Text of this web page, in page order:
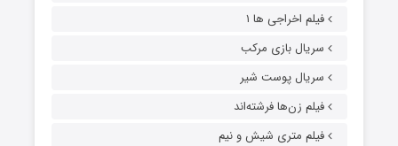
فیلم اخراجی ها ۱
سریال بازی مرکب
سریال پوست شیر
فیلم زن‌ها فرشته‌اند
فیلم متری شیش و نیم